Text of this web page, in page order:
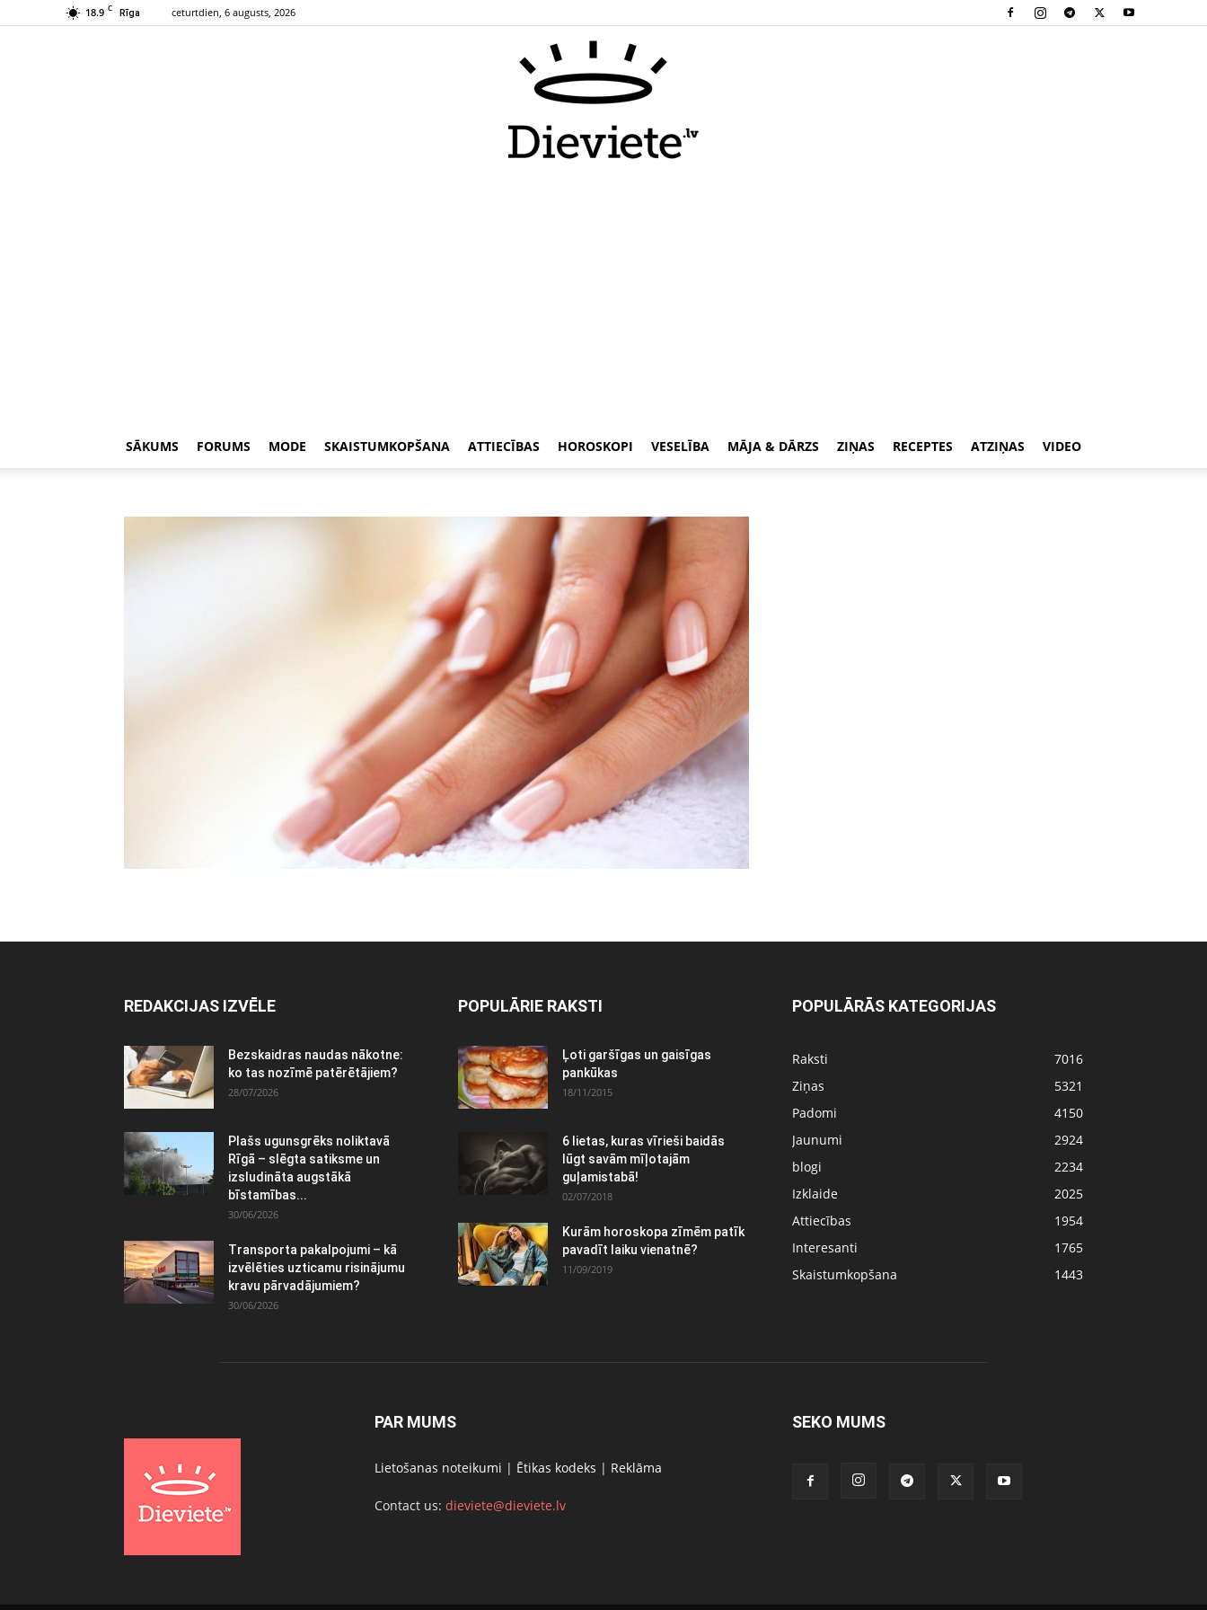
18.9 C Rīga ceturtdien, 6 augusts, 2026
SĀKUMS FORUMS MODE SKAISTUMKOPŠANA ATTIECĪBAS HOROSKOPI VESELĪBA MĀJA & DĀRZS ZIŅAS RECEPTES ATZIŅAS VIDEO
REDAKCIJAS IZVĒLE
Bezskaidras naudas nākotne:
ko tas nozīmē patērētājiem?
28/07/2026
Plašs ugunsgrēks noliktavā
Rīgā – slēgta satiksme un
izsludināta augstākā
bīstamības...
30/06/2026
Transporta pakalpojumi – kā
izvēlēties uzticamu risinājumu
kravu pārvadājumiem?
30/06/2026
POPULĀRIE RAKSTI
Ļoti garšīgas un gaisīgas
pankūkas
18/11/2015
6 lietas, kuras vīrieši baidās
lūgt savām mīļotajām
guļamistabā!
02/07/2018
Kurām horoskopa zīmēm patīk
pavadīt laiku vienatnē?
11/09/2019
POPULĀRĀS KATEGORIJAS
Raksti
7016
Ziņas
5321
Padomi
4150
Jaunumi
2924
blogi
2234
Izklaide
2025
Attiecības
1954
Interesanti
1765
Skaistumkopšana
1443
PAR MUMS
Lietošanas noteikumi | Ētikas kodeks | Reklāma
Contact us: dieviete@dieviete.lv
SEKO MUMS